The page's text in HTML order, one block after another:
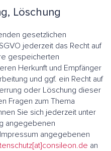
Löschung
gesetzlichen
jederzeit das Recht auf
gespeicherten
Herkunft und Empfänger
und ggf. ein Recht auf
oder Löschung dieser
Fragen zum Thema
Sie sich jederzeit unter
angegebenen
angegebenen
an